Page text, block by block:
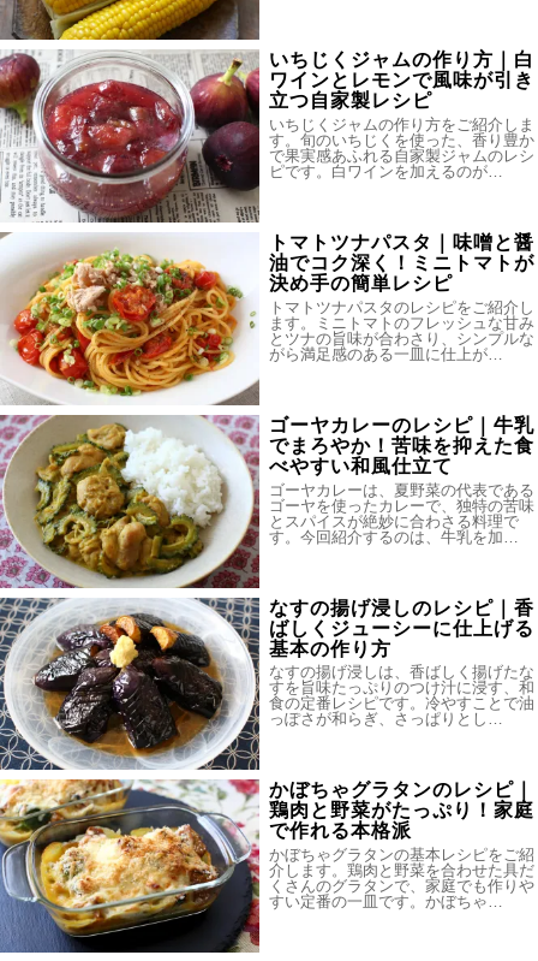
いちじくジャムの作り方｜白
ワインとレモンで風味が引き
立つ自家製レシピ
いちじくジャムの作り方をご紹介しま
す。旬のいちじくを使った、香り豊か
で果実感あふれる自家製ジャムのレシ
ピです。白ワインを加えるのが…
トマトツナパスタ｜味噌と醤
油でコク深く！ミニトマトが
決め手の簡単レシピ
トマトツナパスタのレシピをご紹介し
ます。ミニトマトのフレッシュな甘み
とツナの旨味が合わさり、シンプルな
がら満足感のある一皿に仕上が…
ゴーヤカレーのレシピ｜牛乳
でまろやか！苦味を抑えた食
べやすい和風仕立て
ゴーヤカレーは、夏野菜の代表である
ゴーヤを使ったカレーで、独特の苦味
とスパイスが絶妙に合わさる料理で
す。今回紹介するのは、牛乳を加…
なすの揚げ浸しのレシピ｜香
ばしくジューシーに仕上げる
基本の作り方
なすの揚げ浸しは、香ばしく揚げたな
すを旨味たっぷりのつけ汁に浸す、和
食の定番レシピです。冷やすことで油
っぽさが和らぎ、さっぱりとし…
かぼちゃグラタンのレシピ｜
鶏肉と野菜がたっぷり！家庭
で作れる本格派
かぼちゃグラタンの基本レシピをご紹
介します。鶏肉と野菜を合わせた具だ
くさんのグラタンで、家庭でも作りや
すい定番の一皿です。かぼちゃ…